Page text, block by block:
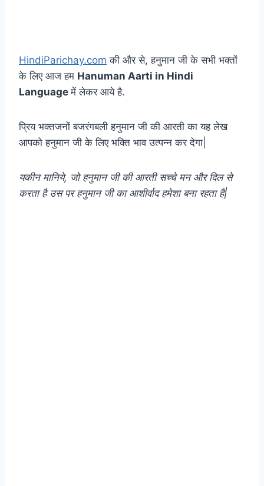
HindiParichay.com की और से, हनुमान जी के सभी भक्तों
के लिए आज हम Hanuman Aarti in Hindi
Languageमें लेकर आये है.
प्रिय भक्तजनों बजरंगबली हनुमान जी की आरती का यह लेख
आपको हनुमान जी के लिए भक्ति भाव उत्पन्न कर देगा|
यकीन मानिये, जो हनुमान जी की आरती सच्चे मन और दिल से
करता है उस पर हनुमान जी का आशीर्वाद हमेशा बना रहता है|